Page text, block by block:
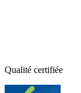
Qualité certifiée